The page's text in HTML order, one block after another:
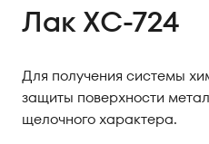
Лак ХС-724
Для получения системы
защиты поверхности
щелочного характера.